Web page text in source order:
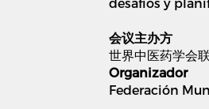
会议主办方
世界中医药学会
Organizador
Federación